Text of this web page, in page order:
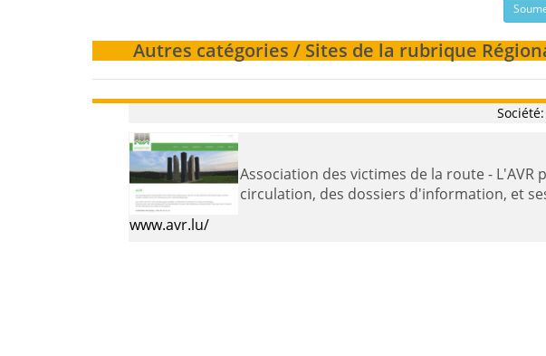
Autres catégories / Sites de la rubrique
www.avr.lu/
Association des victimes de la route - L'AVR présente les services qu'elle propose aux personnes victimes d'accidents de la
circulation, des dossiers d'information, et